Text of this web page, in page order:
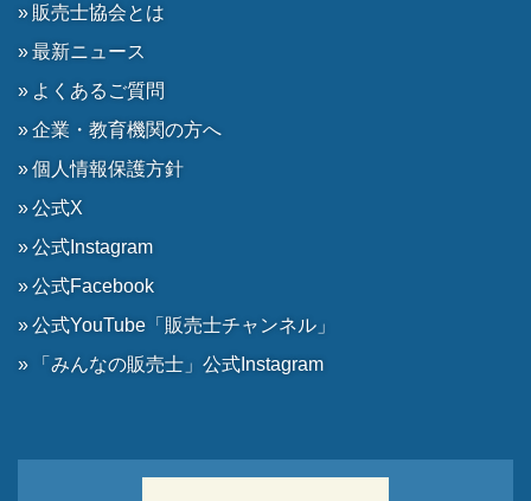
販売士協会とは
最新ニュース
よくあるご質問
企業・教育機関の方へ
個人情報保護方針
公式X
公式Instagram
公式Facebook
公式YouTube「販売士チャンネル」
「みんなの販売士」公式Instagram